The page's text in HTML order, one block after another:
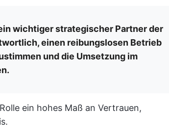
wichtiger strategischer Partner der
einen reibungslosen Betrieb
und die Umsetzung im
ein hohes Maß an Vertrauen,